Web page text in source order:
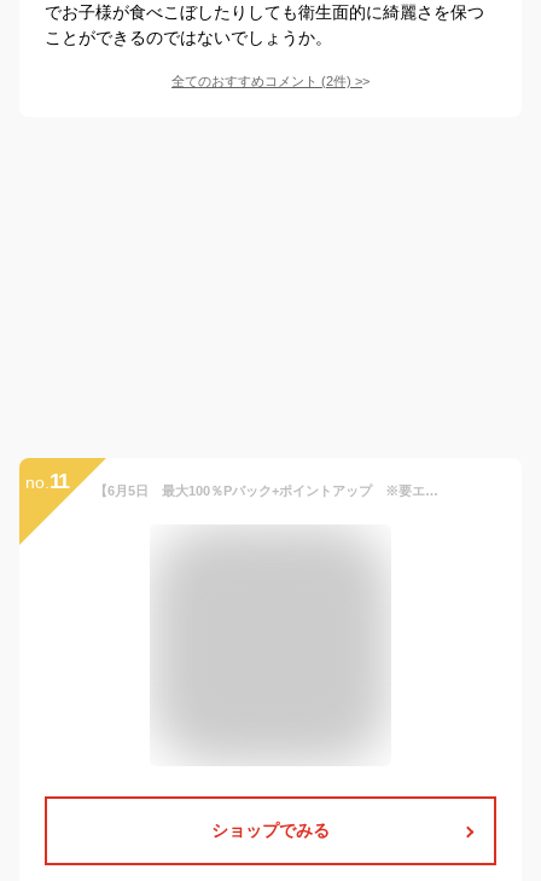
でお子様が食べこぼしたりしても衛生面的に綺麗さを保つ
ことができるのではないでしょうか。
全てのおすすめコメント (2件) >
no. 11 【6月5日 最大100％Pバック+ポイントアップ ※要エントリー】ISOFIX 洗濯機で洗える！ブースターシートISOFIX チャイルドシート BabY GO 新安全基準R129適合【送料無料 沖縄・一部地域を除く】ジュニアシート 長く使える 洗える 取付簡単 キッズシート ベビーシート
ショップでみる